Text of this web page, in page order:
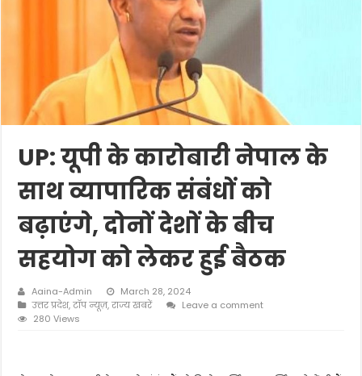
UP: यूपी के कारोबारी नेपाल के
साथ व्यापारिक संबंधों को
बढ़ाएंगे, दोनों देशों के बीच
सहयोग को लेकर हुई बैठक
Aaina-Admin
March 28, 2024
उत्तर प्रदेश,टॉप न्यूज़,राज्य खबरें
Leave a comment
280 Views